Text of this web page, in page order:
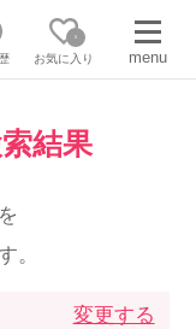
0
お気に入り menu
こちら
の内容を
探す
結果
。
変更する